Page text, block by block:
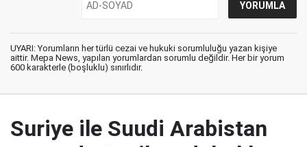
UYARI: Yorumların her türlü cezai ve hukuki sorumluluğu yazan kişiye
aittir. Mepa News, yapılan yorumlardan sorumlu değildir. Her bir yorum
600 karakterle (boşluklu) sınırlıdır.
Suriye ile Suudi Arabistan